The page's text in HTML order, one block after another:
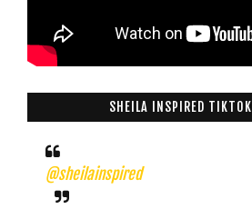
SHEILA INSPIRED TIKTOK
@sheilainspired